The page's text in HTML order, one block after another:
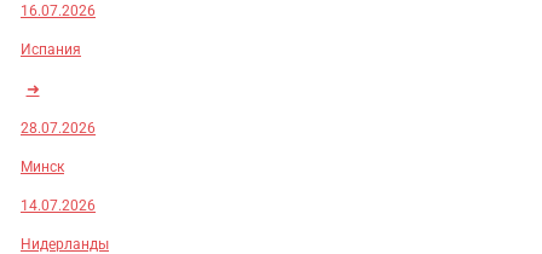
16.07.2026
Испания
➜
28.07.2026
Минск
14.07.2026
Нидерланды